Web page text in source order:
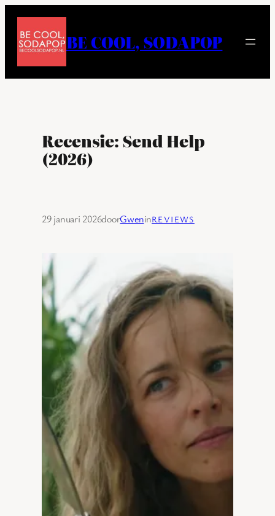
naar
inhoud
BE COOL, SODAPOP
Recensie: Send Help
(2026)
29 januari 2026doorGweninREVIEWS